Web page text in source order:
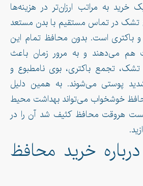
به مراتب ارزان‌تر در هزینه‌ها
در تماس مستقیم با بدن مستعد
باکتری است. بدون محافظ تمام این
می‌دهند و به مرور زمان باعث
تشک، تجمع باکتری، بوی نامطبوع و
پوستی می‌شوند. به همین دلیل
خوشخواب می‌تواند بهداشت محیط
هروقت محافظ کثیف شد آن را در
خرید محافظ